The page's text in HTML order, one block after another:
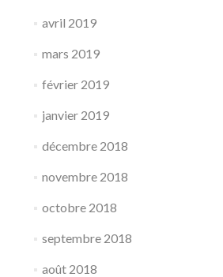
avril 2019
mars 2019
février 2019
janvier 2019
décembre 2018
novembre 2018
octobre 2018
septembre 2018
août 2018